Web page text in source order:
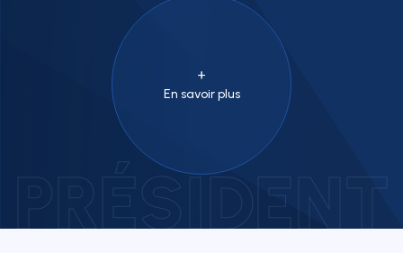
PRÉSIDENT
En savoir plus